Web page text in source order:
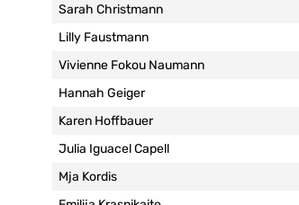
Sarah Christmann
Lilly Faustmann
Vivienne Fokou Naumann
Hannah Geiger
Karen Hoffbauer
Julia Iguacel Capell
Mja Kordis